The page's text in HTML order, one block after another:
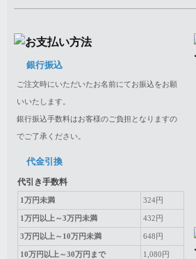
銀行振込
ご注文時にいただいたお名前にてお振込をお願
いいたします。
銀行振込手数料はお客様のご負担となりますの
でご了承ください。
代金引換
代引き手数料
1万円未満 324円
1万円以上～3万円未満 432円
3万円以上～10万円未満 648円
10万円以上～30万円まで 1,080円